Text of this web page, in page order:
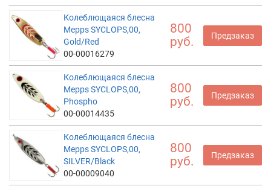
Колеблющаяся блесна
Mepps SYCLOPS,00,
Gold/Red
00-00016279
800
руб.
Предзаказ
Колеблющаяся блесна
Mepps SYCLOPS,00,
Phospho
00-00014435
800
руб.
Предзаказ
Колеблющаяся блесна
Mepps SYCLOPS,00,
SILVER/Black
00-00009040
800
руб.
Предзаказ